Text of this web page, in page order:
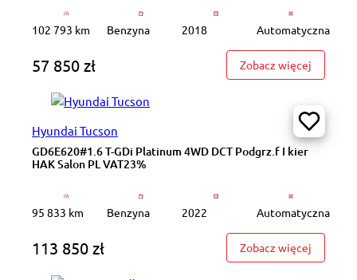
102 793 km Benzyna 2018 Automatyczna
57 850 zł Zobacz więcej
Hyundai Tucson
GD6E620#1.6 T-GDi Platinum 4WD DCT Podgrz.f I kier
HAK Salon PL VAT23%
95 833 km Benzyna 2022 Automatyczna
113 850 zł Zobacz więcej